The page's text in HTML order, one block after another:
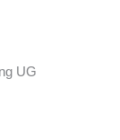
UG